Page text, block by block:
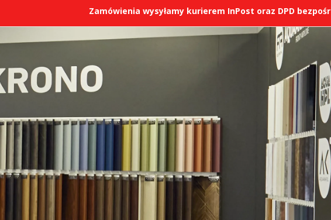
Zamówienia wysyłamy kurierem InPost oraz DPD bezpośrednio